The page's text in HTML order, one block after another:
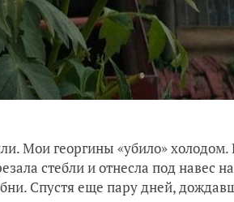
Мои георгины «убило»
стебли и отнесла под навес
Спустя еще пару дней,